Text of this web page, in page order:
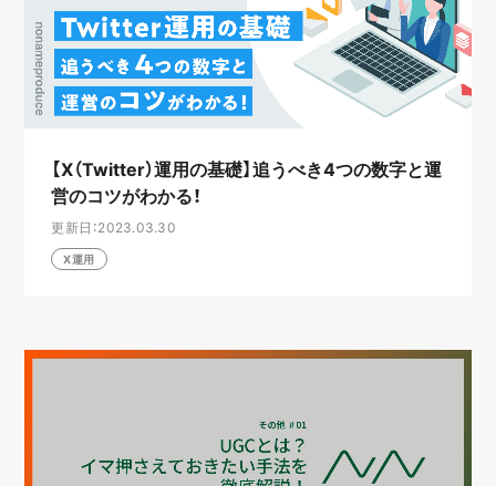
【X（Twitter）運用の基礎】追うべき4つの数字と運
営のコツがわかる！
更新日：2023.03.30
X運用